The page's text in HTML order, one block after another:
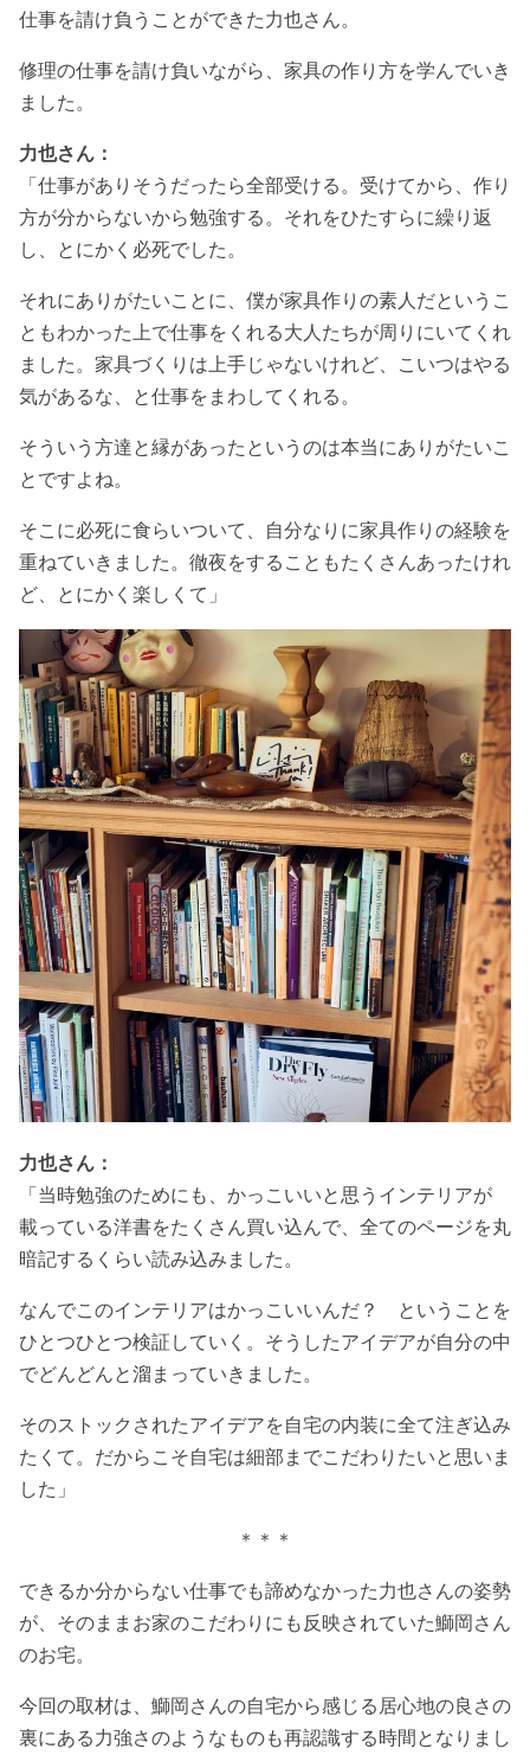
仕事を請け負うことができた力也さん。
修理の仕事を請け負いながら、家具の作り方を学んでいき
ました。
力也さん：
「仕事がありそうだったら全部受ける。受けてから、作り
方が分からないから勉強する。それをひたすらに繰り返
し、とにかく必死でした。
それにありがたいことに、僕が家具作りの素人だというこ
ともわかった上で仕事をくれる大人たちが周りにいてくれ
ました。家具づくりは上手じゃないけれど、こいつはやる
気があるな、と仕事をまわしてくれる。
そういう方達と縁があったというのは本当にありがたいこ
とですよね。
そこに必死に食らいついて、自分なりに家具作りの経験を
重ねていきました。徹夜をすることもたくさんあったけれ
ど、とにかく楽しくて」
力也さん：
「当時勉強のためにも、かっこいいと思うインテリアが
載っている洋書をたくさん買い込んで、全てのページを丸
暗記するくらい読み込みました。
なんでこのインテリアはかっこいいんだ？ ということを
ひとつひとつ検証していく。そうしたアイデアが自分の中
でどんどんと溜まっていきました。
そのストックされたアイデアを自宅の内装に全て注ぎ込み
たくて。だからこそ自宅は細部までこだわりたいと思いま
した」
＊＊＊
できるか分からない仕事でも諦めなかった力也さんの姿勢
が、そのままお家のこだわりにも反映されていた鰤岡さん
のお宅。
今回の取材は、鰤岡さんの自宅から感じる居心地の良さの
裏にある力強さのようなものも再認識する時間となりまし